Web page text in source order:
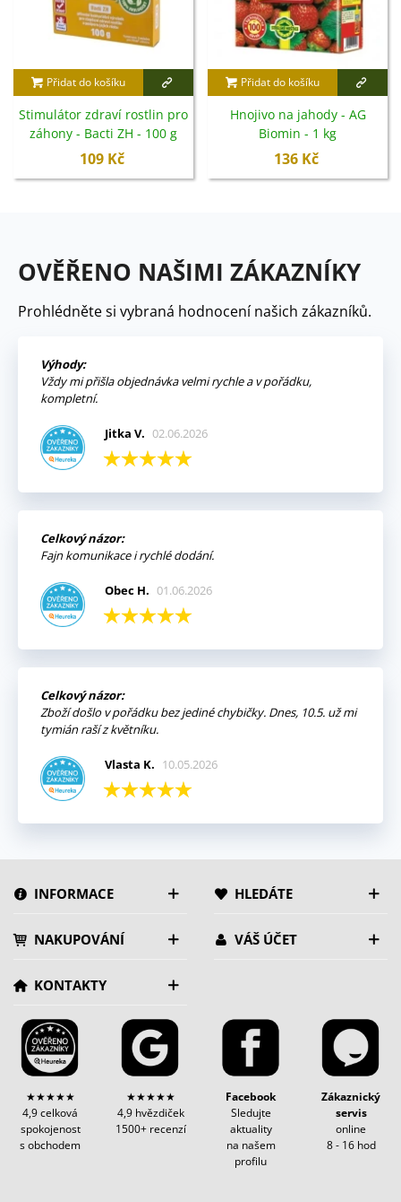
Přidat do košíku
Stimulátor zdraví rostlin pro
záhony - Bacti ZH - 100 g
109 Kč
Přidat do košíku
Hnojivo na jahody - AG
Biomin - 1 kg
136 Kč
OVĚŘENO NAŠIMI ZÁKAZNÍKY
Prohlédněte si vybraná hodnocení našich zákazníků.
Výhody:
Vždy mi přišla objednávka velmi rychle a v pořádku,
kompletní.
Jitka V. 02.06.2026
Celkový názor:
Fajn komunikace i rychlé dodání.
Obec H. 01.06.2026
Celkový názor:
Zboží došlo v pořádku bez jediné chybičky. Dnes, 10.5. už mi
tymián raší z květníku.
Vlasta K. 10.05.2026
INFORMACE HLEDÁTE
NAKUPOVÁNÍ VÁŠ ÚČET
KONTAKTY
★★★★★
4,9 celková
spokojenost
s obchodem
★★★★★
4,9 hvězdiček
1500+ recenzí
Facebook
Sledujte
aktuality
na našem
profilu
Zákaznický
servis
online
8 - 16 hod